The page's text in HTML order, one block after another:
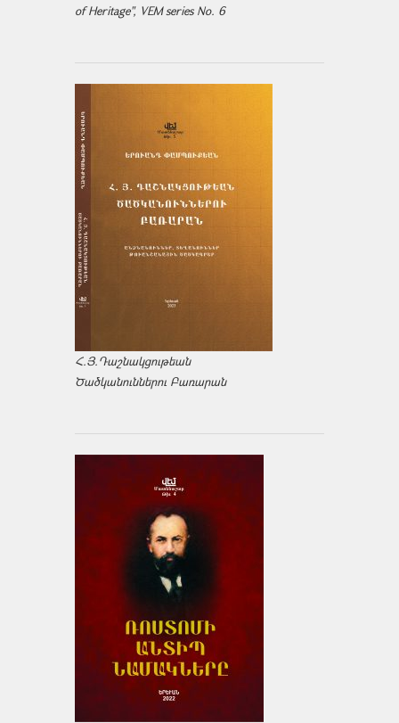
of Heritage", VEM series No. 6
Հ.Յ.Դաշնակցութեան
Ծածկանուններու Բառարան